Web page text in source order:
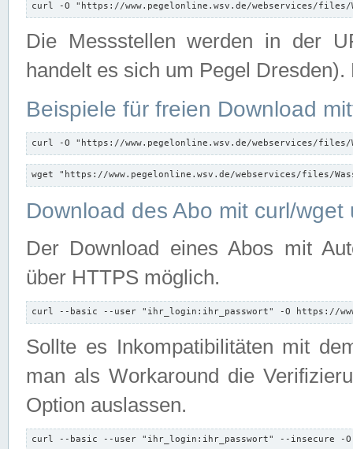
curl -O "https://www.pegelonline.wsv.de/webservices/files/
Die Messstellen werden in der
handelt es sich um Pegel
Beispiele für freien Download
curl -O "https://www.pegelonline.wsv.de/webservices/files/
wget "https://www.pegelonline.wsv.de/webservices/files/
Download des Abo mit curl/
Der Download eines Abos mit
über HTTPS möglich.
curl --basic --user "ihr_login:ihr_passwort" -O https://
Sollte es Inkompatibilitäten mit
man als Workaround die
Option auslassen.
curl --basic --user "ihr_login:ihr_passwort" --insecure -